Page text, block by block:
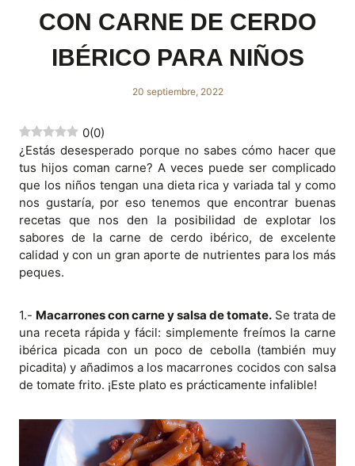
CON CARNE DE CERDO
IBÉRICO PARA NIÑOS
20 septiembre, 2022
0(0)
¿Estás desesperado porque no sabes cómo hacer que
tus hijos coman carne? A veces puede ser complicado
que los niños tengan una dieta rica y variada tal y como
nos gustaría, por eso tenemos que encontrar buenas
recetas que nos den la posibilidad de explotar los
sabores de la carne de cerdo ibérico, de excelente
calidad y con un gran aporte de nutrientes para los más
peques.
1.- Macarrones con carne y salsa de tomate. Se trata de
una receta rápida y fácil: simplemente freímos la carne
ibérica picada con un poco de cebolla (también muy
picadita) y añadimos a los macarrones cocidos con salsa
de tomate frito. ¡Este plato es prácticamente infalible!